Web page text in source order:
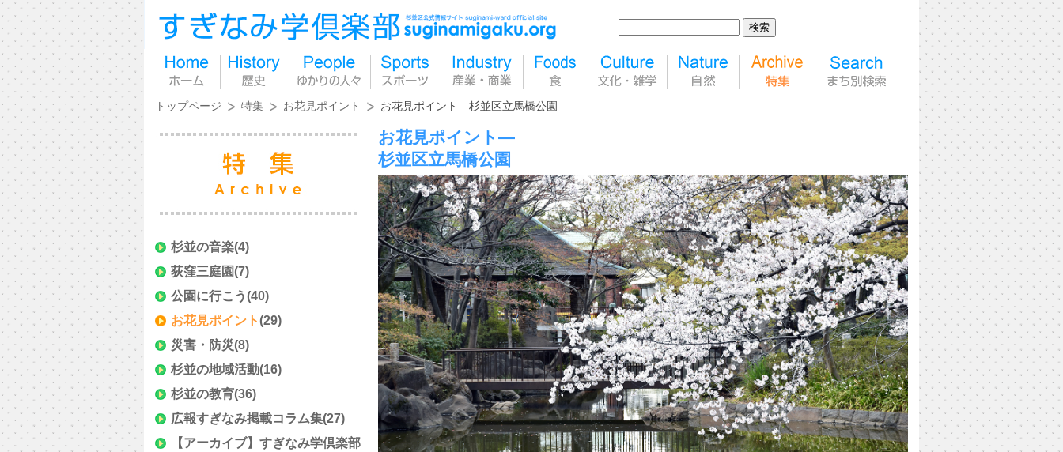
トップページ 特集 お花見ポイント お花見ポイント―杉並区立馬橋公園
杉並の音楽(4)
荻窪三庭園(7)
公園に行こう(40)
お花見ポイント(29)
災害・防災(8)
杉並の地域活動(16)
杉並の教育(36)
広報すぎなみ掲載コラム集(27)
【アーカイブ】すぎなみ学倶楽部
お花見ポイント―
杉並区立馬橋公園